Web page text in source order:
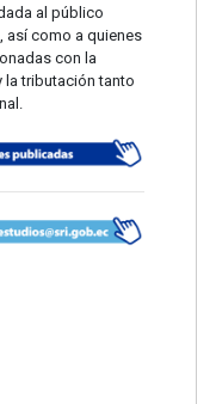
al público
así como a quienes
con la
tributación tanto